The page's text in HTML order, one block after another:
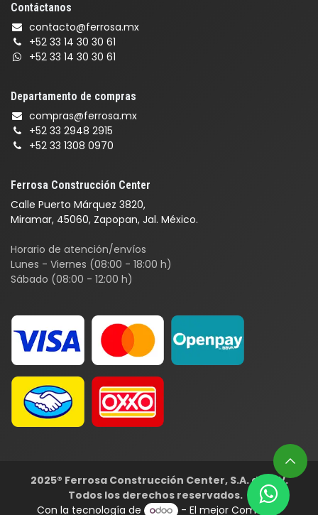
Ferrosa Construcción Center
Calle Puerto Márquez 3820,
Miramar, 45060, Zapopan, Jal. México.
Horario de atención/envíos
Lunes - Viernes (08:00 - 18:00 h)
Sábado (08:00 - 12:00 h)
Contáctanos
contacto@ferrosa.mx
+52 33 14 30 30 61
+52 33 14 30 30 61
Departamento de compras
compras@ferrosa.mx
+52 33 2948 2915
+52 33 1308 0970
2025® Ferrosa Construcción Center, S.A. de C.V.
Todos los derechos reservados. ​​
Con la tecnología de
- El mejorComercio